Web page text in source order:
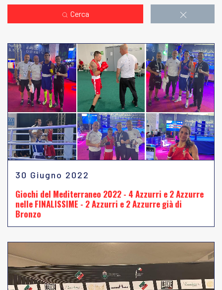
Cerca
30 Giugno 2022
Giochi del Mediterraneo 2022 - 4 Azzurri e 2 Azzurre
nelle FINALISSIME - 2 Azzurri e 2 Azzurre già di
Bronzo